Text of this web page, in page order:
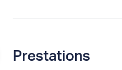
Prestations